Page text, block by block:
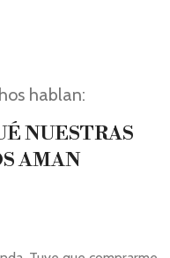
hablan:
NUESTRAS
AMAN